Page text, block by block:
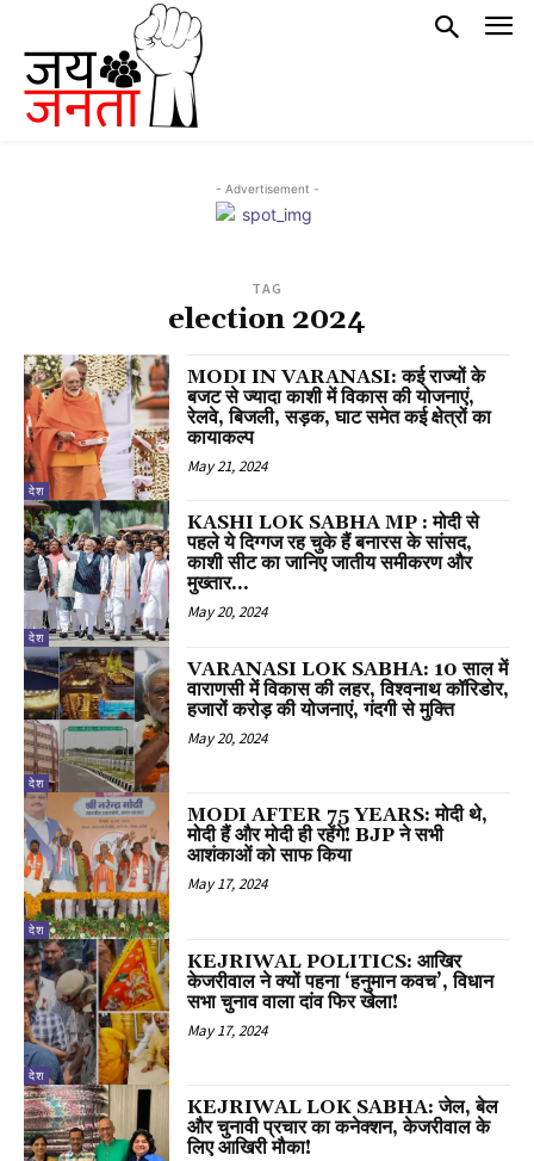
- Advertisement -
TAG
election 2024
देश
MODI IN VARANASI: कई राज्यों के
बजट से ज्यादा काशी में विकास की योजनाएं,
रेलवे, बिजली, सड़क, घाट समेत कई क्षेत्रों का
कायाकल्प
May 21, 2024
देश
KASHI LOK SABHA MP : मोदी से
पहले ये दिग्गज रह चुके हैं बनारस के सांसद,
काशी सीट का जानिए जातीय समीकरण और
मुख्तार...
May 20, 2024
देश
VARANASI LOK SABHA: 10 साल में
वाराणसी में विकास की लहर, विश्वनाथ कॉरिडोर,
हजारों करोड़ की योजनाएं, गंदगी से मुक्ति
May 20, 2024
देश
MODI AFTER 75 YEARS: मोदी थे,
मोदी हैं और मोदी ही रहेंगे! BJP ने सभी
आशंकाओं को साफ किया
May 17, 2024
देश
KEJRIWAL POLITICS: आखिर
केजरीवाल ने क्यों पहना ‘हनुमान कवच’, विधान
सभा चुनाव वाला दांव फिर खेला!
May 17, 2024
KEJRIWAL LOK SABHA: जेल, बेल
और चुनावी प्रचार का कनेक्शन, केजरीवाल के
लिए आखिरी मौका!